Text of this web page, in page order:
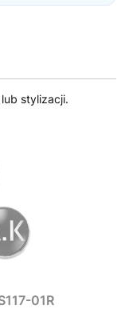
stylizacji.
01R